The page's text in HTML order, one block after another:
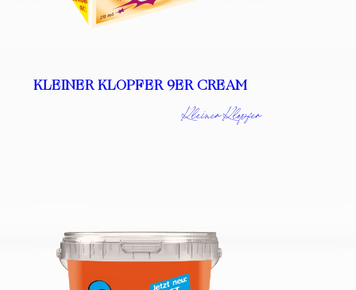
KLEINER KLOPFER 9ER CREAM
Kleiner Klopfer